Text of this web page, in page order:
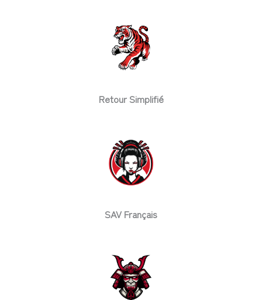
Retour Simplifié
SAV Français